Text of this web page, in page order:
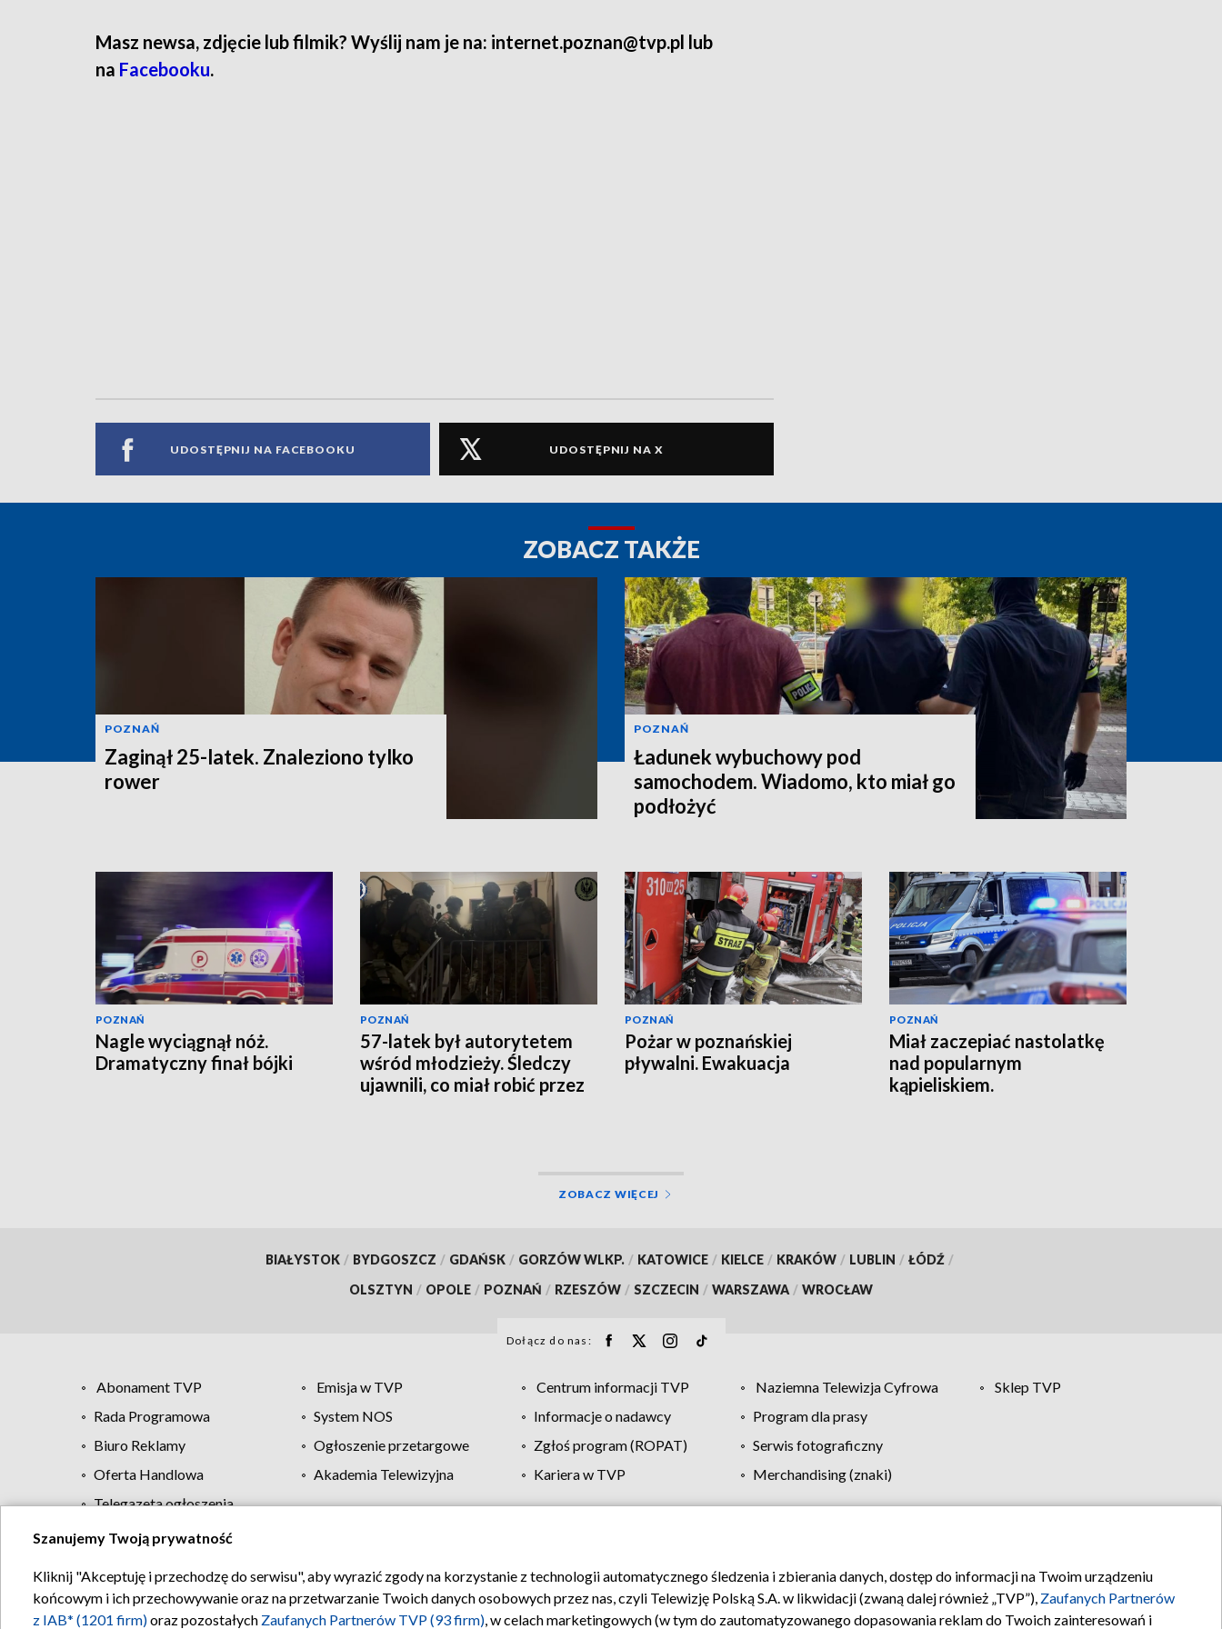
Masz newsa, zdjęcie lub filmik? Wyślij nam je na: internet.poznan@tvp.pl lub
na Facebooku.
UDOSTĘPNIJ NA FACEBOOKU UDOSTĘPNIJ NA X
ZOBACZ TAKŻE
POZNAŃ
Zaginął 25-latek. Znaleziono tylko
rower
POZNAŃ
Ładunek wybuchowy pod
samochodem. Wiadomo, kto miał go
podłożyć
POZNAŃ
Nagle wyciągnął nóż.
Dramatyczny finał bójki
POZNAŃ
57-latek był autorytetem
wśród młodzieży. Śledczy
ujawnili, co miał robić przez
POZNAŃ
Pożar w poznańskiej
pływalni. Ewakuacja
POZNAŃ
Miał zaczepiać nastolatkę
nad popularnym
kąpieliskiem.
ZOBACZ WIĘCEJ
BIAŁYSTOK / BYDGOSZCZ / GDAŃSK / GORZÓW WLKP. / KATOWICE / KIELCE / KRAKÓW / LUBLIN / ŁÓDŹ /
OLSZTYN / OPOLE / POZNAŃ / RZESZÓW / SZCZECIN / WARSZAWA / WROCŁAW
Dołącz do nas:
Abonament TVP Emisja w TVP Centrum informacji TVP Naziemna Telewizja Cyfrowa
Sklep TVP
Rada Programowa
System NOS Informacje o nadawcy
Program dla prasy
Biuro Reklamy
Ogłoszenie przetargowe Zgłoś program (ROPAT)
Serwis fotograficzny
Oferta Handlowa
Akademia Telewizyjna Kariera w TVP
Merchandising (znaki)
Telegazeta ogłoszenia
Regulamin TVP Polityka prywatności Moje zgody Pomoc Biuro reklamy Kontakt
Szanujemy Twoją prywatność
Kliknij "Akceptuję i przechodzę do serwisu", aby wyrazić zgody na korzystanie z technologii automatycznego śledzenia i zbierania danych, dostęp do informacji na Twoim urządzeniu
końcowym i ich przechowywanie oraz na przetwarzanie Twoich danych osobowych przez nas, czyli Telewizję Polską S.A. w likwidacji (zwaną dalej również „TVP”), Zaufanych Partnerów
z IAB* (1201 firm)oraz pozostałych Zaufanych Partnerów TVP (93 firm), w celach marketingowych (w tym do zautomatyzowanego dopasowania reklam do Twoich zainteresowań i